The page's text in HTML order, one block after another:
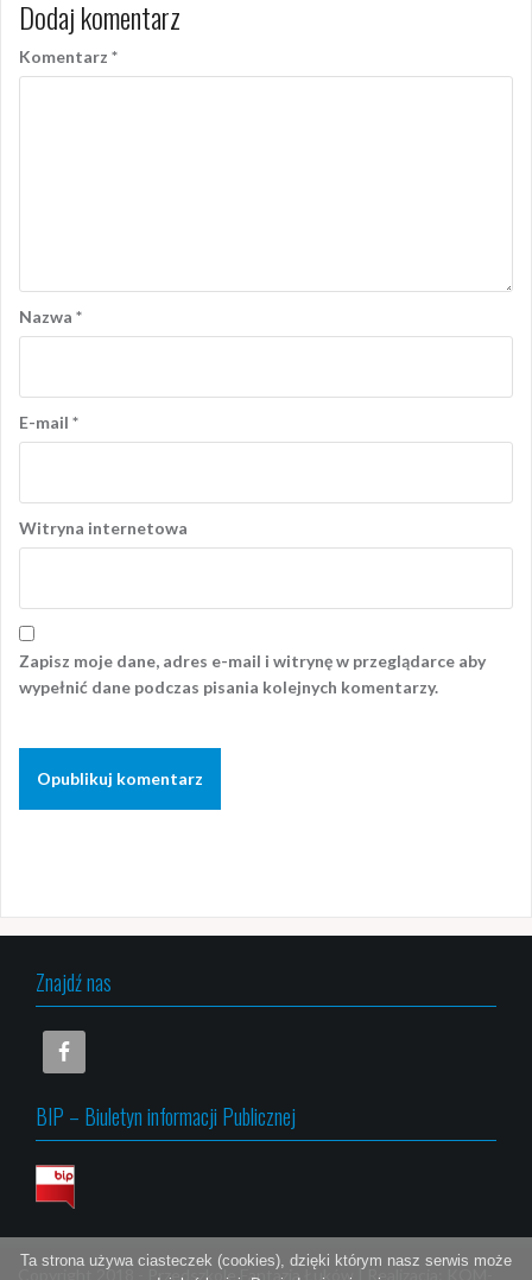
Dodaj komentarz
Komentarz *
Nazwa *
E-mail *
Witryna internetowa
Zapisz moje dane, adres e-mail i witrynę w przeglądarce aby
wypełnić dane podczas pisania kolejnych komentarzy.
Znajdź nas
BIP – Biuletyn informacji Publicznej
Copyright 2018 - Przedszkole Fantazja Łuków | Realizacja:
Ta strona używa ciasteczek (cookies), dzięki którym nasz serwis może